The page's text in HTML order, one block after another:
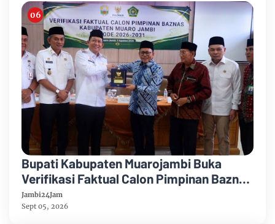
Bupati Kabupaten Muarojambi Buka
Verifikasi Faktual Calon Pimpinan Baznas
Tahun 2026-2031
Jambi24Jam
Sept 05, 2026